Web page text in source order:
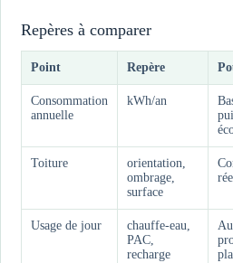
Repères à comparer
Point Repère
Consommation
annuelle
kWh/an
Toiture
orientation,
ombrage,
surface
Usage de jour
chauffe-eau,
PAC,
recharge